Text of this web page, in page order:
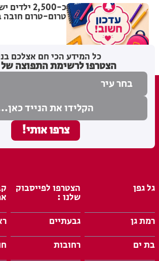
כ-2,500
טרום-טרום חובה
כל המידע הכי חם אצלכם
הצטרפו לרשימת התפוצה של
גל גפן הצטרפו לפייסבוק
שלנו :
רמת גן
גבעתיים
בת ים
רחובות